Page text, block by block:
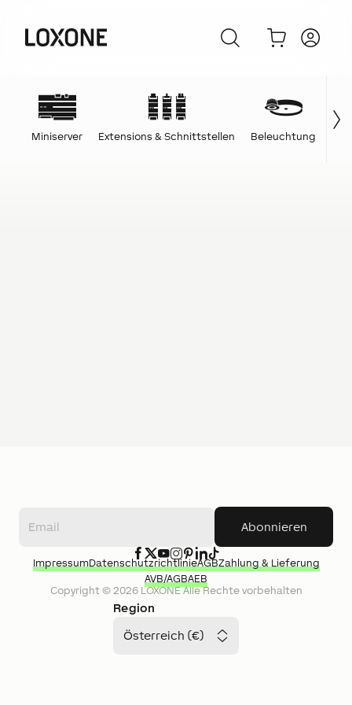
Miniserver Extensions & Schnittstellen Beleuchtung
Abonnieren
Region
Österreich (€)
Copyright © 2026LOXONEAlle Rechte vorbehalten
ImpressumDatenschutzrichtlinieAGBZahlung & Lieferung
AVB/AGBAEB